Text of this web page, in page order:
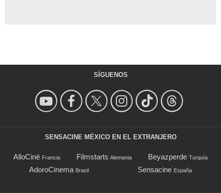
SÍGUENOS
SENSACINE MÉXICO EN EL EXTRANJERO
AlloCiné Francia Filmstarts Alemania Beyazperde Turquía
AdoroCinema Brasil Sensacine España